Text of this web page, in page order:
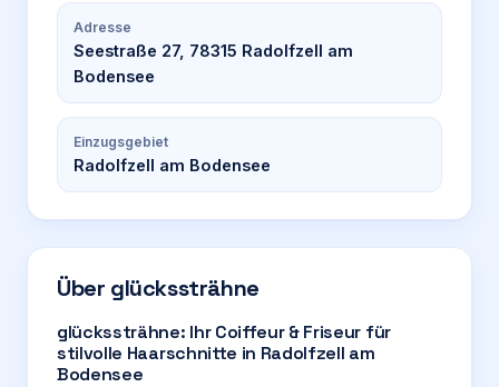
Adresse
Seestraße 27, 78315 Radolfzell am
Bodensee
Einzugsgebiet
Radolfzell am Bodensee
Über glückssträhne
glückssträhne: Ihr Coiffeur & Friseur für
stilvolle Haarschnitte in Radolfzell am
Bodensee